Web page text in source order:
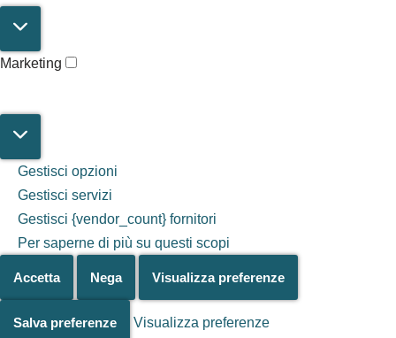
Marketing
Gestisci opzioni
Gestisci servizi
Gestisci {vendor_count} fornitori
Per saperne di più su questi scopi
Accetta Nega Visualizza preferenze
Salva preferenze Visualizza preferenze